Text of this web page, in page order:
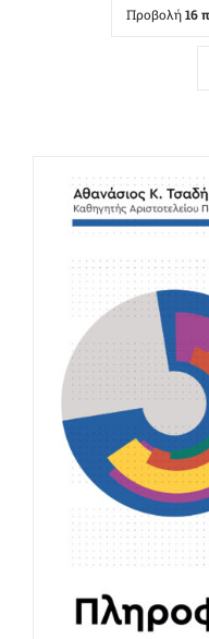
Προβολή16